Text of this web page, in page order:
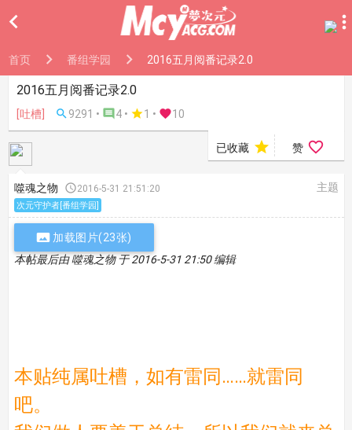

首页 番组学园 2016五月阅番记录2.0
2016五月阅番记录2.0
[吐槽]  9291 •  4 • 1 • 10
已收藏  赞 
噬魂之物 2016-5-31 21:51:20 主题
次元守护者[番组学园]
加载图片(23张)
本帖最后由 噬魂之物 于 2016-5-31 21:50 编辑
本贴纯属吐槽，如有雷同……就雷同
吧。